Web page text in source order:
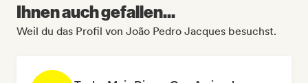
Ihnen auch gefallen...
Weil du das Profil von João Pedro Jacques besuchst.